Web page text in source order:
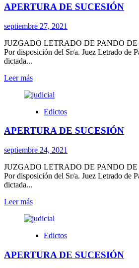
APERTURA DE SUCESIÓN
septiembre 27, 2021
JUZGADO LETRADO DE PANDO DE
Por disposición del Sr/a. Juez Letrado de
dictada...
Leer másLeer
sobre
DE Edictos
APERTURA DE SUCESIÓN
septiembre 24, 2021
JUZGADO LETRADO DE PANDO DE
Por disposición del Sr/a. Juez Letrado de
dictada...
Leer másLeer
sobre
DE Edictos
APERTURA DE SUCESIÓN